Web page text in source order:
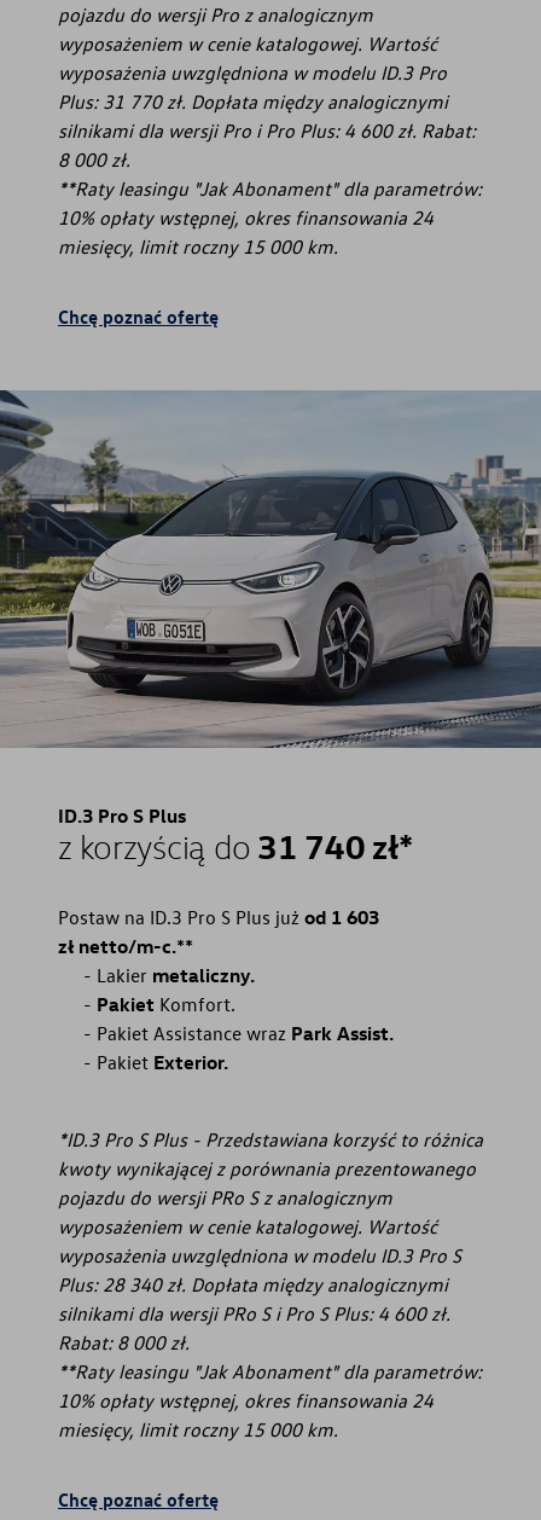
pojazdu do wersji Pro z analogicznym
wyposażeniem w cenie katalogowej. Wartość
wyposażenia uwzględniona w modelu ID.3 Pro
Plus: 31 770 zł. Dopłata między analogicznymi
silnikami dla wersji Pro i Pro Plus: 4 600 zł. Rabat:
8 000 zł.
**Raty leasingu "Jak Abonament" dla parametrów:
10% opłaty wstępnej, okres finansowania 24
miesięcy, limit roczny 15 000 km.
Chcę poznać ofertę
ID.3 Pro S Plus
z korzyścią do 31 740 zł*
Postaw na ID.3 Pro S Plus już od 1 603
zł netto/m-c.**
Lakier metaliczny.
Pakiet Komfort.
Pakiet Assistance wraz Park Assist.
Pakiet Exterior.
*ID.3 Pro S Plus - Przedstawiana korzyść to różnica
kwoty wynikającej z porównania prezentowanego
pojazdu do wersji PRo S z analogicznym
wyposażeniem w cenie katalogowej. Wartość
wyposażenia uwzględniona w modelu ID.3 Pro S
Plus: 28 340 zł. Dopłata między analogicznymi
silnikami dla wersji PRo S i Pro S Plus: 4 600 zł.
Rabat: 8 000 zł.
**Raty leasingu "Jak Abonament" dla parametrów:
10% opłaty wstępnej, okres finansowania 24
miesięcy, limit roczny 15 000 km.
Chcę poznać ofertę